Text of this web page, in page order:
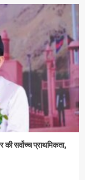
सर्वोच्च प्राथमिकता,